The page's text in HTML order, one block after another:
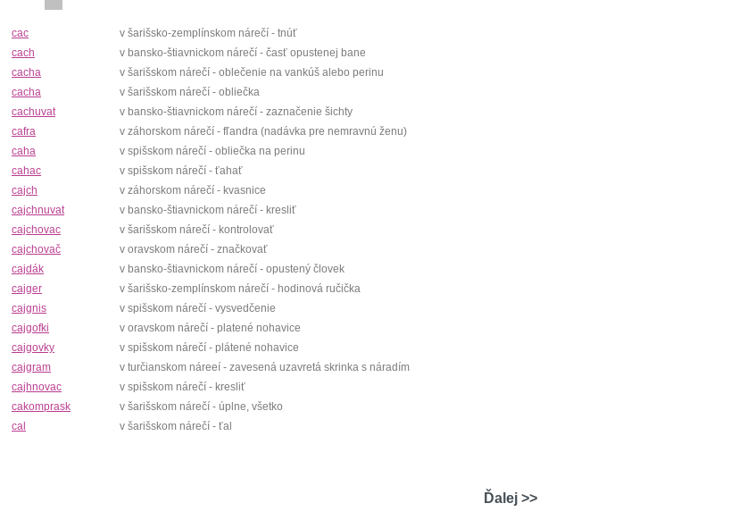
cac
v šarišsko-zemplínskom nárečí - tnúť
cach
v bansko-štiavnickom nárečí - časť opustenej bane
cacha
v šarišskom nárečí - oblečenie na vankúš alebo perinu
cacha
v šarišskom nárečí - obliečka
cachuvat
v bansko-štiavnickom nárečí - zaznačenie šichty
cafra
v záhorskom nárečí - fľandra (nadávka pre nemravnú ženu)
caha
v spišskom nárečí - obliečka na perinu
cahac
v spišskom nárečí - ťahať
cajch
v záhorskom nárečí - kvasnice
cajchnuvat
v bansko-štiavnickom nárečí - kresliť
cajchovac
v šarišskom nárečí - kontrolovať
cajchovač
v oravskom nárečí - značkovať
cajdák
v bansko-štiavnickom nárečí - opustený človek
cajger
v šarišsko-zemplínskom nárečí - hodinová ručička
cajgnis
v spišskom nárečí - vysvedčenie
cajgofki
v oravskom nárečí - platené nohavice
cajgovky
v spišskom nárečí - plátené nohavice
cajgram
v turčianskom náreeí - zavesená uzavretá skrinka s náradím
cajhnovac
v spišskom nárečí - kresliť
cakomprask
v šarišskom nárečí - úplne, všetko
cal
v šarišskom nárečí - ťal
Ďalej >>